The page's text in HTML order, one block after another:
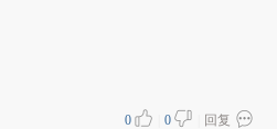
回复
0
0